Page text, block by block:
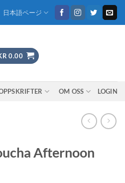
日本語ページ
0.00
OM OSS LOGIN
Afternoon